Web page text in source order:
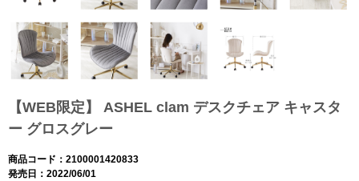
【WEB限定】 ASHEL clam デスクチェア キャスタ
ー グロスグレー
商品コード：2100001420833
発売日：2022/06/01